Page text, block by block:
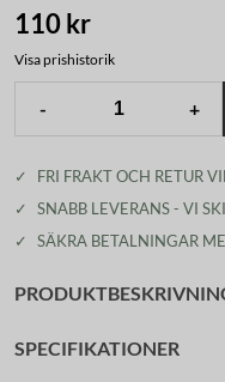
110 kr
Visa prishistorik
- +
✓
FRI FRAKT OCH RETUR
✓
SNABB LEVERANS - VI
✓
SÄKRA BETALNINGAR
SPECIFIKATIONER